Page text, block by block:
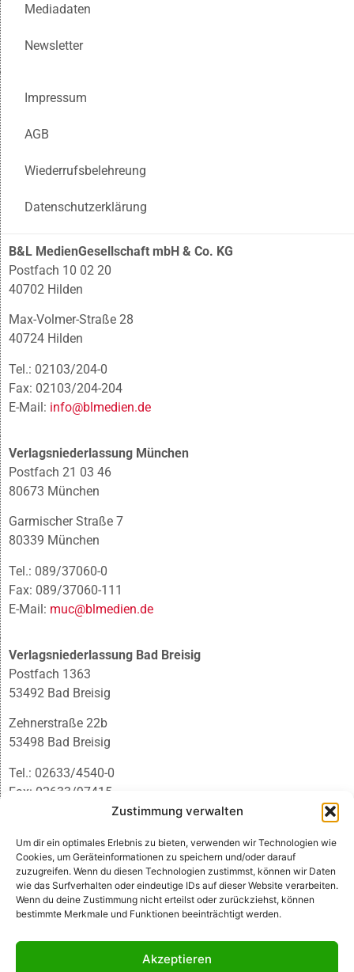
Zustimmung verwalten
Um dir ein optimales Erlebnis zu bieten, verwenden wir Technologien wie
Cookies, um Geräteinformationen zu speichern und/oder darauf
zuzugreifen. Wenn du diesen Technologien zustimmst, können wir Daten
wie das Surfverhalten oder eindeutige IDs auf dieser Website verarbeiten.
Wenn du deine Zustimmung nicht erteilst oder zurückziehst, können
bestimmte Merkmale und Funktionen beeinträchtigt werden.
Akzeptieren
Mediadaten
Newsletter
Impressum
AGB
Wiederrufsbelehreung
Datenschutzerklärung
B&L MedienGesellschaft mbH & Co. KG
Postfach 10 02 20
40702 Hilden
Max-Volmer-Straße 28
40724 Hilden
Tel.: 02103/204-0
Fax: 02103/204-204
E-Mail: info@blmedien.de
Verlagsniederlassung München
Postfach 21 03 46
80673 München
Garmischer Straße 7
80339 München
Tel.: 089/37060-0
Fax: 089/37060-111
E-Mail: muc@blmedien.de
Verlagsniederlassung Bad Breisig
Postfach 1363
53492 Bad Breisig
Zehnerstraße 22b
53498 Bad Breisig
Tel.: 02633/4540-0
Fax: 02633/97415
infobb@blmedien.de